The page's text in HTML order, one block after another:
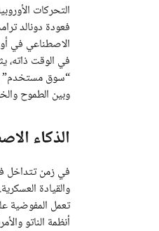
التحركات
فعودة دونالد
الاصطناعي في
في الوقت ذاته،
“سوق مستخدم”
وبين الطموح
الذكاء
في زمن تتداخل
والقيادة العسكرية.
تعمل المفوضية
أنظمة الناتو